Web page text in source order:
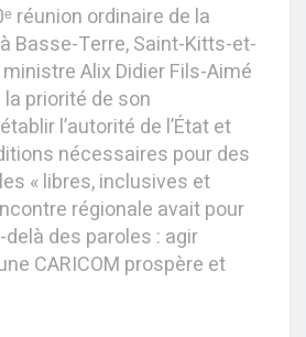
réunion ordinaire de la
Basse-Terre, Saint-Kitts-et-
Alix Didier Fils-Aimé
priorité de son
l’autorité de l’État et
nécessaires pour des
« libres, inclusives et
régionale avait pour
des paroles : agir
CARICOM prospère et